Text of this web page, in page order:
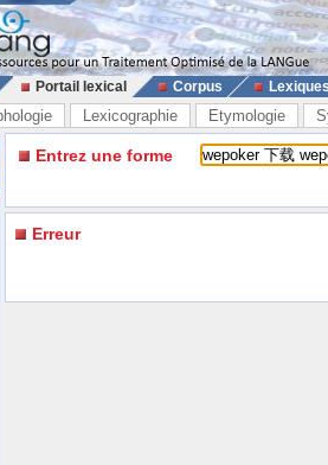
Portail lexical Corpus
Lexicographie Etymologie
Entrez une forme
Erreur